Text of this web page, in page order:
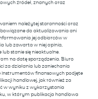
źródeł, znanych oraz
należytej staranności oraz
do aktualizowania ani
jej odbiorców w
lub zawarta w niej opinia,
stanie się nieaktualne.
na datę sporządzenia. Biuro
za działania lub zaniechania
instrumentów finansowych podjęte
handlowej, jak również za
w wyniku z wykorzystania
w którym publikacja handlowa